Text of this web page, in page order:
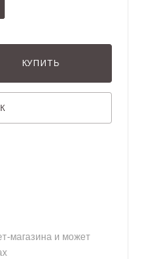
КУПИТЬ
магазина и может